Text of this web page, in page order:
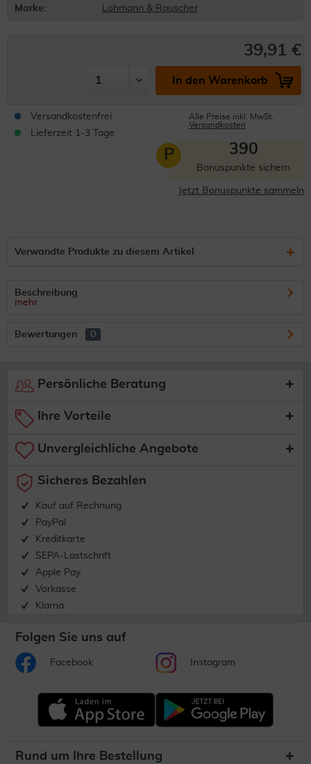
Marke:
Lohmann & Rauscher
39,91 €
In den Warenkorb
Versandkostenfrei
Lieferzeit 1-3 Tage
Alle Preise inkl. MwSt.
Versandkosten
P 390
Bonuspunkte sichern
Jetzt Bonuspunkte sammeln
Verwandte Produkte zu diesem Artikel
Beschreibung
mehr
Bewertungen 0
Persönliche Beratung
Ihre Vorteile
Unvergleichliche Angebote
Sicheres Bezahlen
Kauf auf Rechnung
PayPal
Kreditkarte
SEPA-Lastschrift
Apple Pay
Vorkasse
Klarna
Folgen Sie uns auf
Facebook Instagram
Rund um Ihre Bestellung